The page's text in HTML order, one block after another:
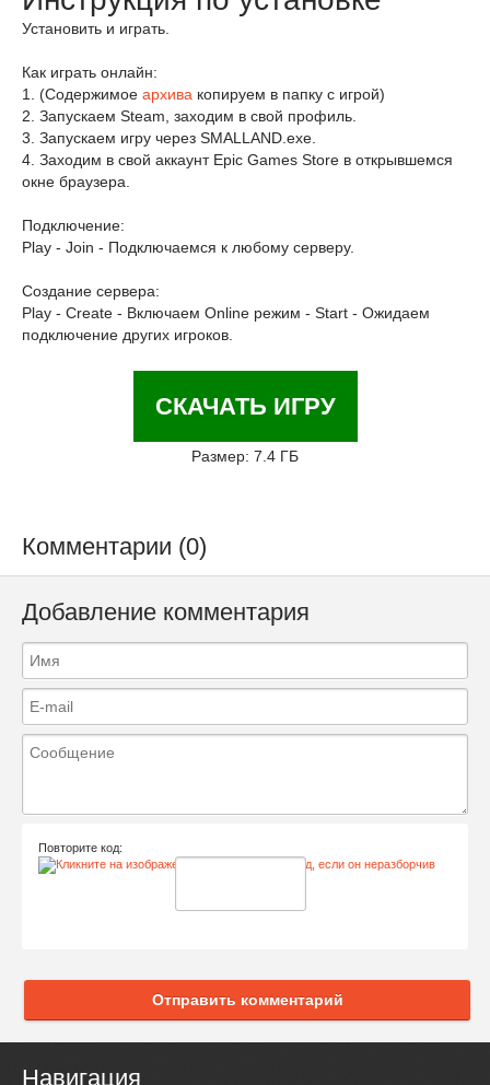
Установить и играть.
Как играть онлайн:
1. (Содержимое архива копируем в папку с игрой)
2. Запускаем Steam, заходим в свой профиль.
3. Запускаем игру через SMALLAND.exe.
4. Заходим в свой аккаунт Epic Games Store в открывшемся
окне браузера.
Подключение:
Play - Join - Подключаемся к любому серверу.
Создание сервера:
Play - Create - Включаем Online режим - Start - Ожидаем
подключение других игроков.
СКАЧАТЬ ИГРУ
Размер: 7.4 ГБ
Комментарии (0)
Добавление комментария
Повторите код:
Отправить комментарий
Навигация